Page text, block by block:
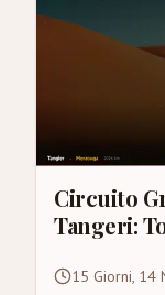
Circuito
Tangeri:
15 Giorni, 14